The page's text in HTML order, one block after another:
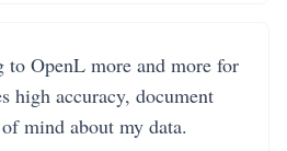
OpenL more and more for
high accuracy, document
mind about my data.